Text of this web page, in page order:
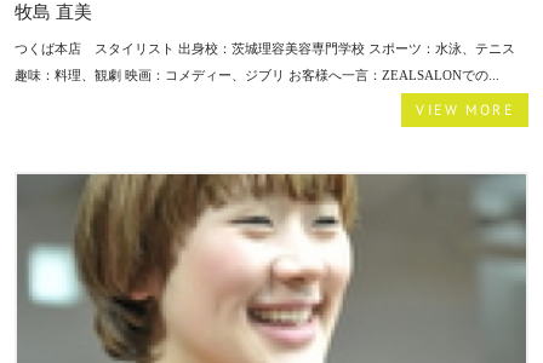
牧島 直美
つくば本店 スタイリスト 出身校：茨城理容美容専門学校 スポーツ：水泳、テニス
趣味：料理、観劇 映画：コメディー、ジブリ お客様へ一言：ZEALSALONでの...
VIEW MORE